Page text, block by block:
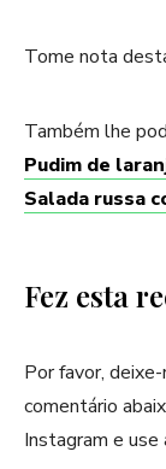
Tome nota
Também lhe
Pudim de
Salada russa
Fez esta
Por favor,
comentário
Instagram e